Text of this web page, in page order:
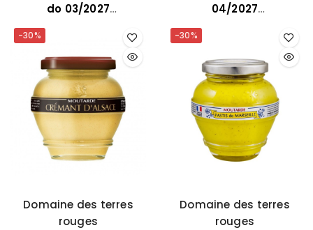
do 03/2027
04/2027
-30%
Domaine des terres
rouges
-30%
Domaine des terres
rouges